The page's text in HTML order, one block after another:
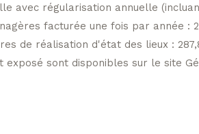
avec régularisation annuelle
facturée une fois par année :
de réalisation d'état des lieux :
sont disponibles sur le site